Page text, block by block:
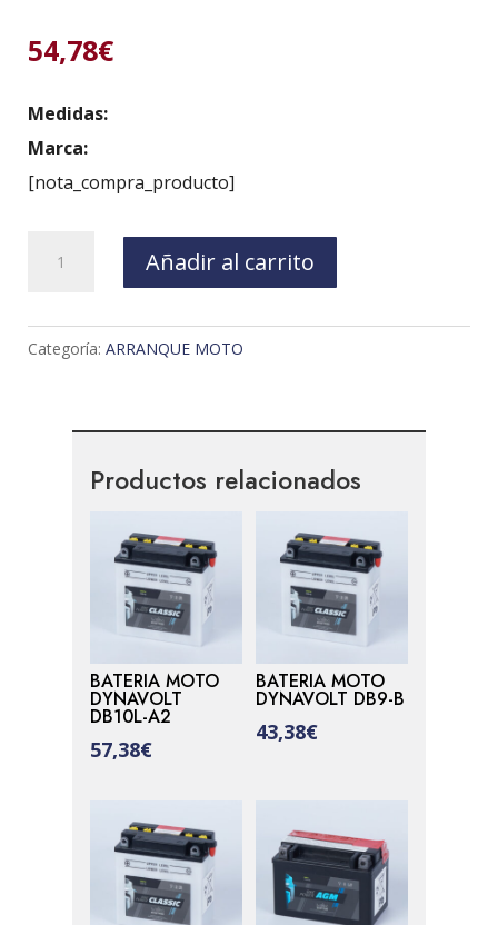
54,78€
Medidas:
Marca:
[nota_compra_producto]
MOTO
DT12B-
Añadir al carrito
Categoría: ARRANQUE MOTO
Productos relacionados
BATERIA MOTO
DYNAVOLT
DB10L-A2
57,38€
BATERIA MOTO
DYNAVOLT DB9-B
43,38€